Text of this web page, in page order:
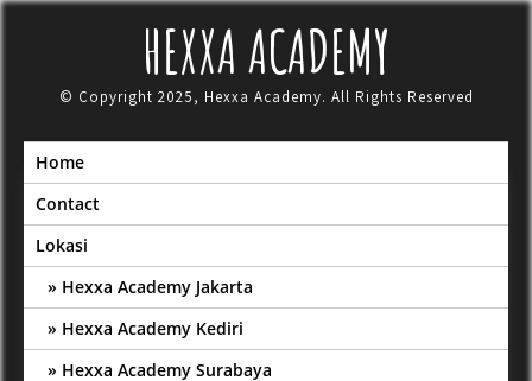
Skip
HEXXA ACADEMY
© Copyright 2025, Hexxa Academy. All Rights Reserved
Home
Contact
Lokasi
Hexxa Academy Jakarta
Hexxa Academy Kediri
Hexxa Academy Surabaya